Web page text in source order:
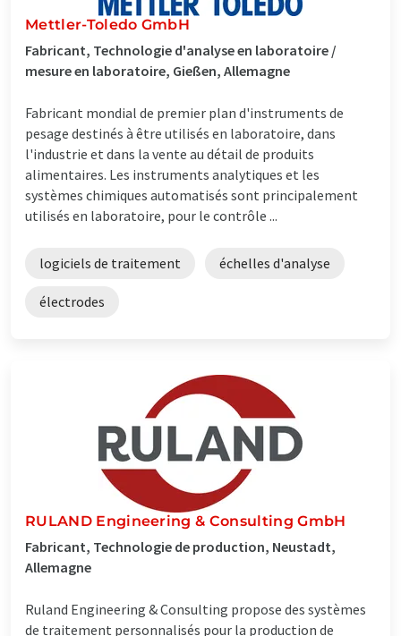
Mettler-Toledo GmbH
Fabricant, Technologie d'analyse en laboratoire /
mesure en laboratoire, Gießen, Allemagne
Fabricant mondial de premier plan d'instruments de
pesage destinés à être utilisés en laboratoire, dans
l'industrie et dans la vente au détail de produits
alimentaires. Les instruments analytiques et les
systèmes chimiques automatisés sont principalement
utilisés en laboratoire, pour le contrôle ...
logiciels de traitement échelles d'analyse
électrodes
RULAND Engineering & Consulting GmbH
Fabricant, Technologie de production, Neustadt,
Allemagne
Ruland Engineering & Consulting propose des systèmes
de traitement personnalisés pour la production de